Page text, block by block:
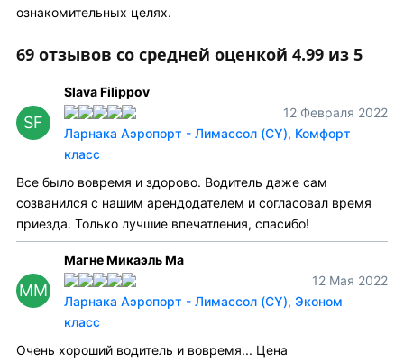
ознакомительных целях.
69 отзывов со средней оценкой 4.99 из 5
SF
Slava Filippov
12 Февраля 2022
Ларнака Аэропорт - Лимассол (CY), Комфорт
класс
Все было вовремя и здорово. Водитель даже сам
созванился с нашим арендодателем и согласовал время
приезда. Только лучшие впечатления, спасибо!
ММ
Магне Микаэль Ма
12 Мая 2022
Ларнака Аэропорт - Лимассол (CY), Эконом
класс
Очень хороший водитель и вовремя... Цена